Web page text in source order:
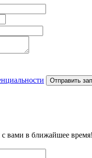
с вами в ближайшее